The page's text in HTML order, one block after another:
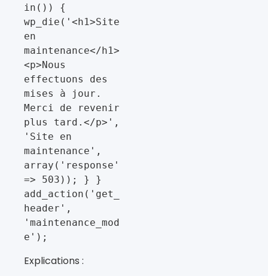
in()) {
wp_die('<h1>Site
en
maintenance</h1>
<p>Nous
effectuons des
mises à jour.
Merci de revenir
plus tard.</p>',
'Site en
maintenance',
array('response'
=> 503)); } }
add_action('get_
header',
'maintenance_mod
e');
Explications :